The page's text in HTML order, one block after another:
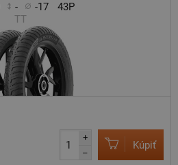
- -17
43P
TT
+
–
Kúpiť